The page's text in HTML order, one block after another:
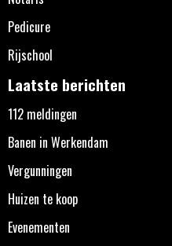
Pedicure
Rijschool
Laatste berichten
112 meldingen
Banen in Werkendam
Vergunningen
Huizen te koop
Evenementen